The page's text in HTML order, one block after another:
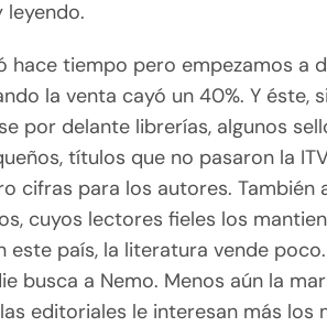
leyendo.
hace tiempo pero empezamos a
la venta cayó un 40%. Y éste,
por delante librerías, algunos
títulos que no pasaron la
cifras para los autores. También
cuyos lectores fieles los
este país, la literatura vende
busca a Nemo. Menos aún la
editoriales le interesan más los